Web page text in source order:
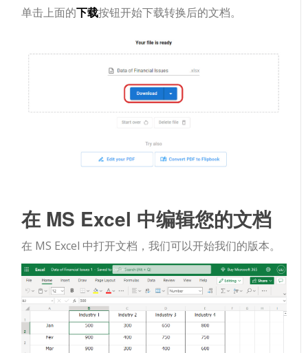
单击上面的下载按钮开始下载转换后的文档。
在 MS Excel 中编辑您的文档
在 MS Excel 中打开文档，我们可以开始我们的版本。